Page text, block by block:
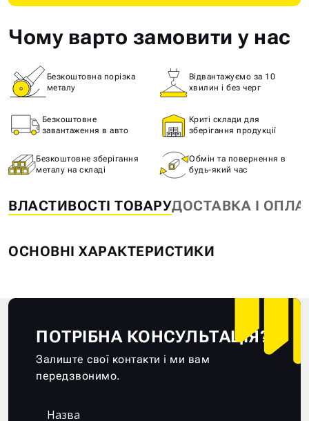
Чому варто замовити у нас
Безкоштовна порізка
металу
Відвантажуємо за 10
хвилин і без черг
Безкоштовне
завантаження в авто
Криті склади для
зберігання продукції
Безкоштовне зберігання
металу на складі
Обмін та повернення в
будь-який час
ВЛАСТИВОСТІ ТОВАРУДОСТАВКА І
ОСНОВНІ ХАРАКТЕРИСТИКИ
ПОТРІБНА КОНСУЛЬТАЦІЯ?
Залиште свої контакти і ми вам
передзвонимо.